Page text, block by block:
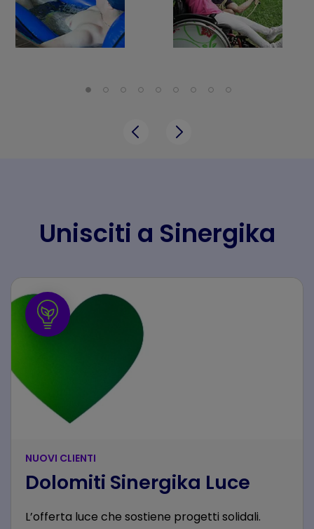
Unisciti a Sinergika
NUOVI CLIENTI
Dolomiti Sinergika Luce
L’offerta luce che sostiene progetti solidali.